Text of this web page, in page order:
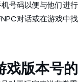
号码以便与他们进
对话或在游戏中
戏版本号